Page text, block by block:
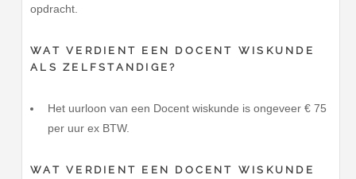
opdracht.
WAT VERDIENT EEN DOCENT WISKUNDE
ALS ZELFSTANDIGE?
Het uurloon van een Docent wiskunde is ongeveer € 75
per uur ex BTW.
WAT VERDIENT EEN DOCENT WISKUNDE